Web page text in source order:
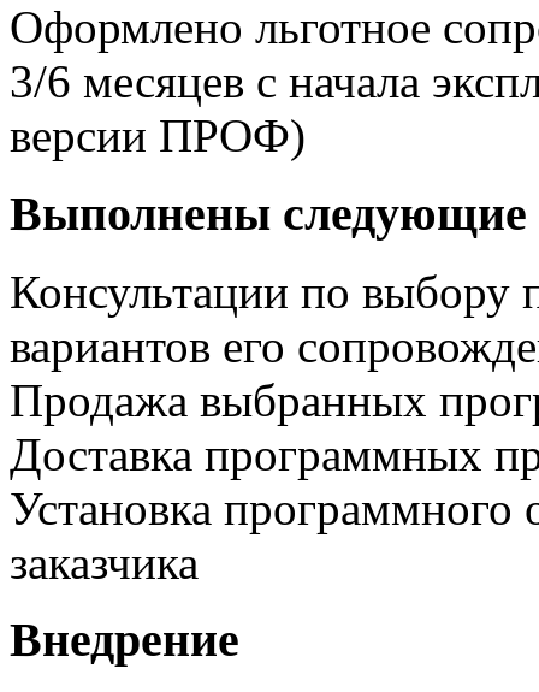
Оформлено льготное
3/6 месяцев с начала
версии ПРОФ)
Выполнены следующие
Консультации по выбору
вариантов его
Продажа выбранных
Доставка программных
Установка
заказчика
Внедрение